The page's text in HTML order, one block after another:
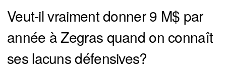
Veut-il vraiment donner 9 M$ par
année à Zegras quand on connaît
ses lacuns défensives?